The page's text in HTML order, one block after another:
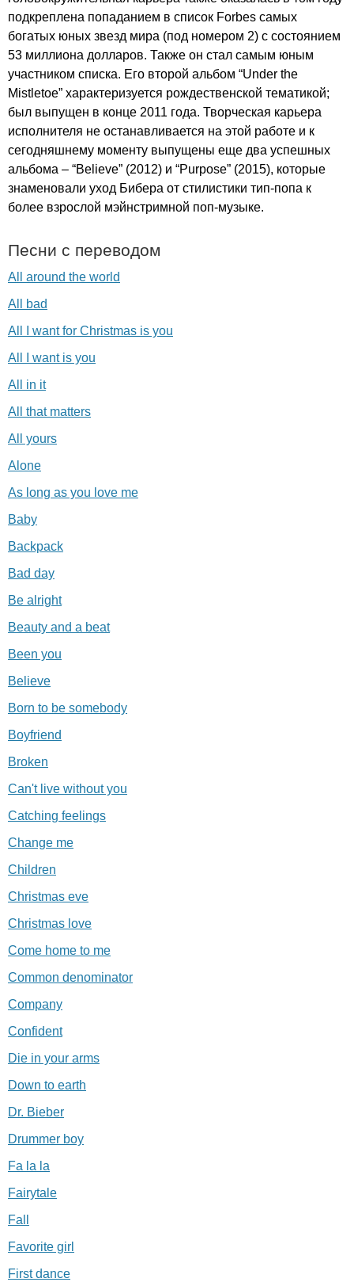
подкреплена попаданием в список Forbes самых
богатых юных звезд мира (под номером 2) с состоянием
53 миллиона долларов. Также он стал самым юным
участником списка. Его второй альбом “Under the
Mistletoe” характеризуется рождественской тематикой;
был выпущен в конце 2011 года. Творческая карьера
исполнителя не останавливается на этой работе и к
сегодняшнему моменту выпущены еще два успешных
альбома – “Believe” (2012) и “Purpose” (2015), которые
знаменовали уход Бибера от стилистики тип-попа к
более взрослой мэйнстримной поп-музыке.
Песни с переводом
All around the world
All bad
All I want for Christmas is you
All I want is you
All in it
All that matters
All yours
Alone
As long as you love me
Baby
Backpack
Bad day
Be alright
Beauty and a beat
Been you
Believe
Born to be somebody
Boyfriend
Broken
Can't live without you
Catching feelings
Change me
Children
Christmas eve
Christmas love
Come home to me
Common denominator
Company
Confident
Die in your arms
Down to earth
Dr. Bieber
Drummer boy
Fa la la
Fairytale
Fall
Favorite girl
First dance